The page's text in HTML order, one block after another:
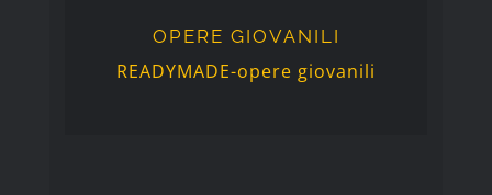
OPERE GIOVANILI
READYMADE-opere giovanili